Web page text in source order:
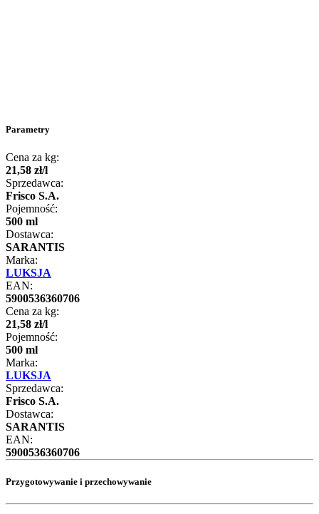
Parametry
Cena za kg:
21,58 zł/l
Sprzedawca:
Frisco S.A.
Pojemność:
500 ml
Dostawca:
SARANTIS
Marka:
LUKSJA
EAN:
5900536360706
Cena za kg:
21,58 zł/l
Pojemność:
500 ml
Marka:
LUKSJA
Sprzedawca:
Frisco S.A.
Dostawca:
SARANTIS
EAN:
5900536360706
Przygotowywanie i przechowywanie